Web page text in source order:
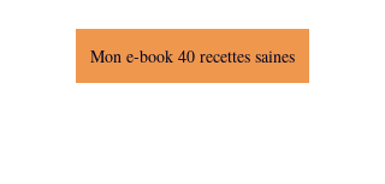
Mon e-book 40 recettes saines